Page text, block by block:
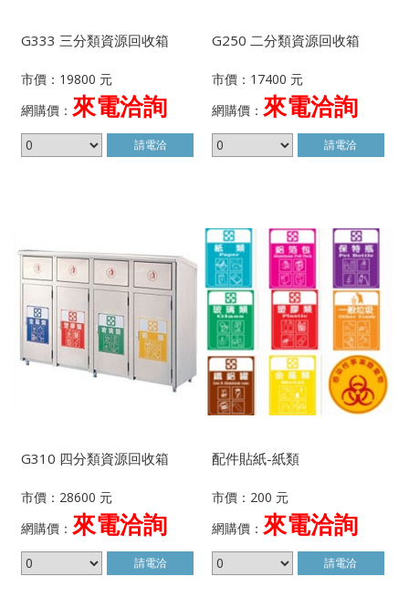
G333 三分類資源回收箱
市價：19800 元
網購價： 來電洽詢
請電洽
G250 二分類資源回收箱
市價：17400 元
網購價： 來電洽詢
請電洽
G310 四分類資源回收箱
市價：28600 元
網購價： 來電洽詢
請電洽
配件貼紙-紙類
市價：200 元
網購價： 來電洽詢
請電洽